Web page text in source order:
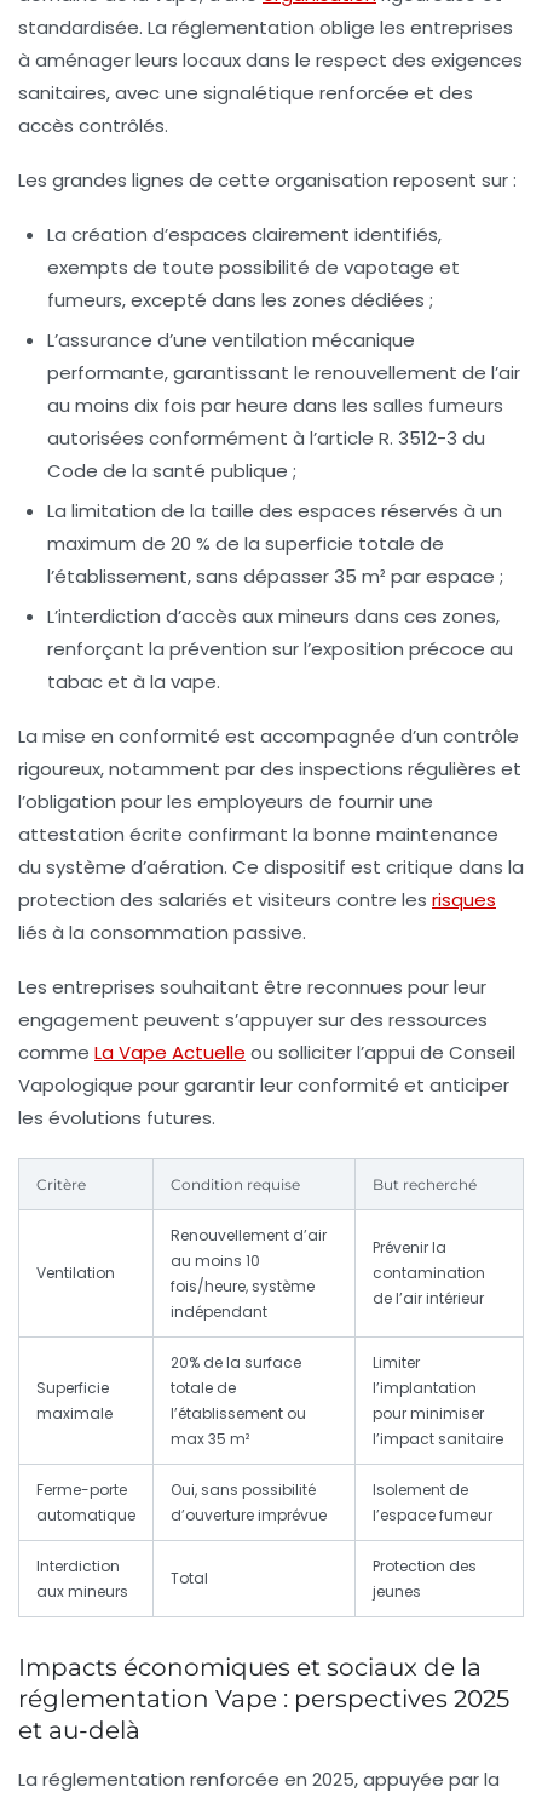
standardisée. La réglementation oblige les entreprises
à aménager leurs locaux dans le respect des exigences
sanitaires, avec une signalétique renforcée et des
accès contrôlés.
Les grandes lignes de cette organisation reposent sur :
La création d’espaces clairement identifiés,
exempts de toute possibilité de vapotage et
fumeurs, excepté dans les zones dédiées ;
L’assurance d’une ventilation mécanique
performante, garantissant le renouvellement de l’air
au moins dix fois par heure dans les salles fumeurs
autorisées conformément à l’article R. 3512-3 du
Code de la santé publique ;
La limitation de la taille des espaces réservés à un
maximum de 20 % de la superficie totale de
l’établissement, sans dépasser 35 m² par espace ;
L’interdiction d’accès aux mineurs dans ces zones,
renforçant la prévention sur l’exposition précoce au
tabac et à la vape.
La mise en conformité est accompagnée d’un contrôle
rigoureux, notamment par des inspections régulières et
l’obligation pour les employeurs de fournir une
attestation écrite confirmant la bonne maintenance
du système d’aération. Ce dispositif est critique dans la
protection des salariés et visiteurs contre les risques
liés à la consommation passive.
Les entreprises souhaitant être reconnues pour leur
engagement peuvent s’appuyer sur des ressources
comme La Vape Actuelle ou solliciter l’appui de Conseil
Vapologique pour garantir leur conformité et anticiper
les évolutions futures.
Critère Condition requise But recherché
Ventilation
Renouvellement d’air
au moins 10
fois/heure, système
indépendant
Prévenir la
contamination
de l’air intérieur
Superficie
maximale
20% de la surface
totale de
l’établissement ou
max 35 m²
Limiter
l’implantation
pour minimiser
l’impact sanitaire
Ferme-porte
automatique
Oui, sans possibilité
d’ouverture imprévue
Isolement de
l’espace fumeur
Interdiction
aux mineurs
Total
Protection des
jeunes
Impacts économiques et sociaux de la
réglementation Vape : perspectives 2025
et au-delà
La réglementation renforcée en 2025, appuyée par la